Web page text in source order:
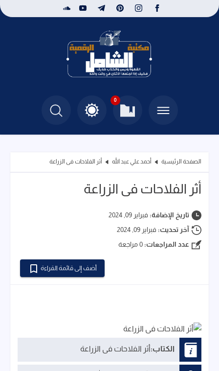
0
الصفحة الرئيسية أحمد علي عبد الله أثر الفلاحات فى الزراعة
أثر الفلاحات فى الزراعة
تاريخ الإضافة: فبراير 09, 2024
آخر تحديث: فبراير 09, 2024
عدد المراجعات: 0 مراجعة
أضف إلى قائمة القراءة
الكتاب:أثر الفلاحات فى الزراعة